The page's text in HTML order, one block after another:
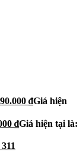
₫Giá hiện
₫Giá hiện tại là: